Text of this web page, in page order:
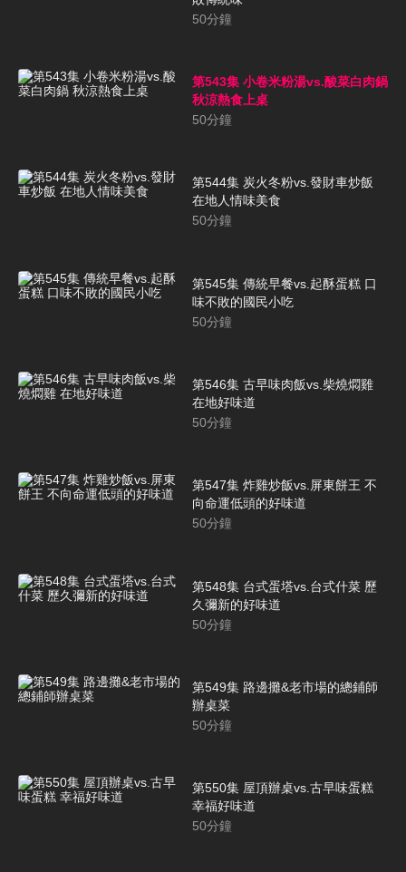
50分鐘
第543集 小卷米粉湯vs.酸菜白肉鍋
秋涼熱食上桌
50分鐘
第544集 炭火冬粉vs.發財車炒飯
在地人情味美食
50分鐘
第545集 傳統早餐vs.起酥蛋糕 口
味不敗的國民小吃
50分鐘
第546集 古早味肉飯vs.柴燒燜雞
在地好味道
50分鐘
第547集 炸雞炒飯vs.屏東餅王 不
向命運低頭的好味道
50分鐘
第548集 台式蛋塔vs.台式什菜 歷
久彌新的好味道
50分鐘
第549集 路邊攤&老市場的總鋪師
辦桌菜
50分鐘
第550集 屋頂辦桌vs.古早味蛋糕
幸福好味道
50分鐘